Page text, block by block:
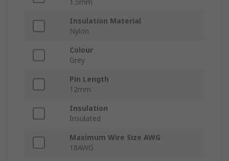
1.5mm
Insulation Material
Nylon
Colour
Grey
Pin Length
12mm
Insulation
Insulated
Maximum Wire Size AWG
18AWG